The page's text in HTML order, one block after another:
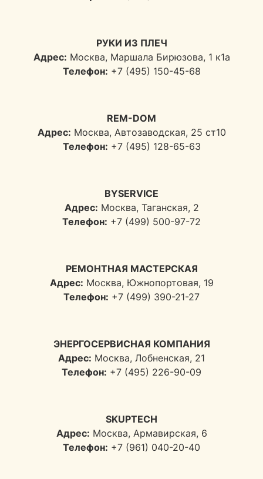
РУКИ ИЗ ПЛЕЧ
Адрес: Москва, Маршала Бирюзова, 1 к1а
Телефон: +7 (495) 150-45-68
REM-DOM
Адрес: Москва, Автозаводская, 25 ст10
Телефон: +7 (495) 128-65-63
BYSERVICE
Адрес: Москва, Таганская, 2
Телефон: +7 (499) 500-97-72
РЕМОНТНАЯ МАСТЕРСКАЯ
Адрес: Москва, Южнопортовая, 19
Телефон: +7 (499) 390-21-27
ЭНЕРГОСЕРВИСНАЯ КОМПАНИЯ
Адрес: Москва, Лобненская, 21
Телефон: +7 (495) 226-90-09
SKUPTECH
Адрес: Москва, Армавирская, 6
Телефон: +7 (961) 040-20-40